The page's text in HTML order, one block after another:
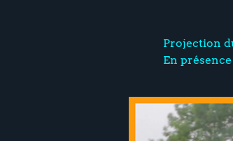
Projection
En